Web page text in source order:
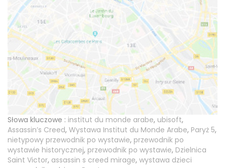
Słowa kluczowe : institut du monde arabe, ubisoft,
Assassin’s Creed, Wystawa Institut du Monde Arabe, Paryż 5,
nietypowy przewodnik po wystawie, przewodnik po
wystawie historycznej, przewodnik po wystawie, Dzielnica
Saint Victor, assassin s creed mirage, wystawa dzieci